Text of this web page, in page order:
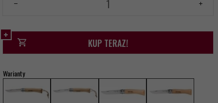
KUP TERAZ!
Warianty